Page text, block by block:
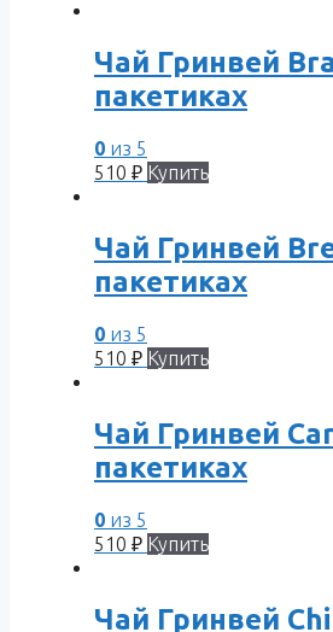
Чай Гринвей
пакетиках
0 из 5
510 ₽ Купить
Чай Гринвей
пакетиках
0 из 5
510 ₽ Купить
Чай Гринвей
пакетиках
0 из 5
510 ₽ Купить
Чай Гринвей